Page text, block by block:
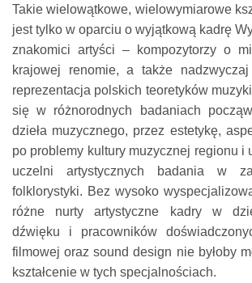
Takie wielowątkowe, wielowymiarowe
jest tylko w oparciu o wyjątkową kadrę
znakomici artyści – kompozytorzy o
krajowej renomie, a także
reprezentacja polskich teoretyków
się w różnorodnych badaniach
dzieła muzycznego, przez estetykę,
po problemy kultury muzycznej regionu i
uczelni artystycznych badania w
folklorystyki. Bez wysoko
różne nurty artystyczne kadry w
dźwięku i pracowników
filmowej oraz sound design nie byłoby
kształcenie w tych specjalnościach.